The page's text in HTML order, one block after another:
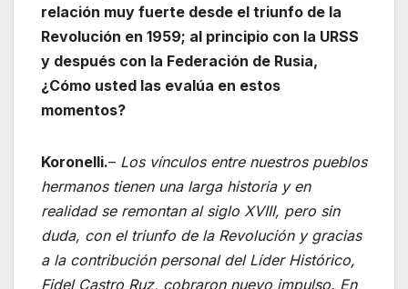
relación muy fuerte desde el triunfo de la
Revolución en 1959; al principio con la URSS
y después con la Federación de Rusia,
¿Cómo usted las evalúa en estos
momentos?
Koronelli.– Los vínculos entre nuestros pueblos
hermanos tienen una larga historia y en
realidad se remontan al siglo XVIII, pero sin
duda, con el triunfo de la Revolución y gracias
a la contribución personal del Líder Histórico,
Fidel Castro Ruz, cobraron nuevo impulso. En